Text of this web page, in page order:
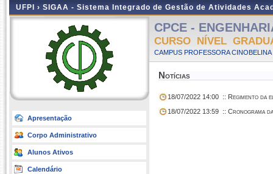
UFPI › SIGAA - Sistema Integrado de Gestão de Atividades
Apresentação
Corpo Administrativo
Alunos Ativos
Calendário
CPCE -
CURSO NÍVEL
CAMPUS PROFESSORA CINOBELINA
Notícias
18/07/2022 14:00 :: Regimento da
18/07/2022 13:59 :: Cronograma